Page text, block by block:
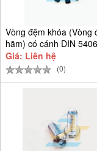
Vòng đệm khóa (Vòng
hãm) có cánh DIN
D25
Giá: Liên hệ
(0)